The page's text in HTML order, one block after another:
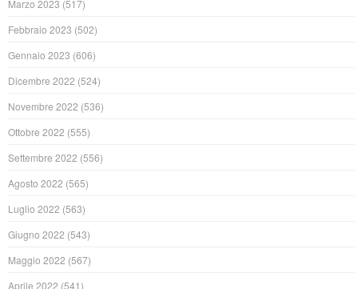
Marzo 2023 (517)
Febbraio 2023 (502)
Gennaio 2023 (606)
Dicembre 2022 (524)
Novembre 2022 (536)
Ottobre 2022 (555)
Settembre 2022 (556)
Agosto 2022 (565)
Luglio 2022 (563)
Giugno 2022 (543)
Maggio 2022 (567)
Aprile 2022 (541)